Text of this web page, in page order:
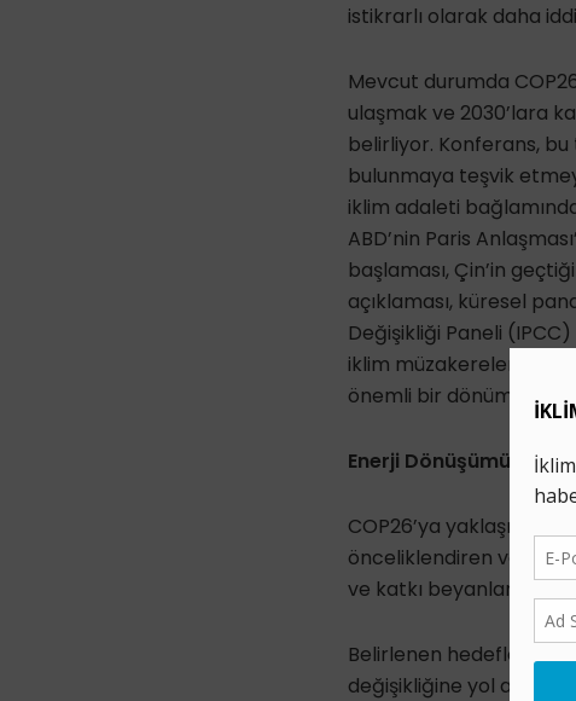
istikrarlı olarak daha
Mevcut durumda
ulaşmak ve 2030’lara
belirliyor. Konferans,
bulunmaya teşvik
iklim adaleti
ABD’nin Paris
başlaması, Çin’in
açıklaması, küresel
Değişikliği Paneli
iklim müzakereleri
önemli bir dönüm
Enerji Dönüşümünün
COP26’ya yaklaşırken
önceliklendiren ve 2050
ve katkı beyanlarının
Belirlenen hedeflere
değişikliğine yol açan